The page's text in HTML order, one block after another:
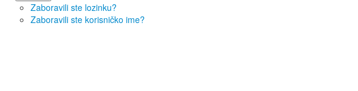
Zaboravili ste lozinku?
Zaboravili ste korisničko ime?